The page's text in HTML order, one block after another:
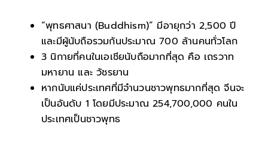
“พุทธศาสนา (Buddhism)” มีอายุกว่า 2,500 ปี
และมีผู้นับถือรวมกันประมาณ 700 ล้านคนทั่วโลก
3 นิกายที่คนในเอเชียนับถือมากที่สุด คือ เถรวาท
มหายาน และ วัชรยาน
หากนับแค่ประเทศที่มีจำนวนชาวพุทธมากที่สุด จีนจะ
เป็นอันดับ 1 โดยมีประมาณ 254,700,000 คนใน
ประเทศเป็นชาวพุทธ